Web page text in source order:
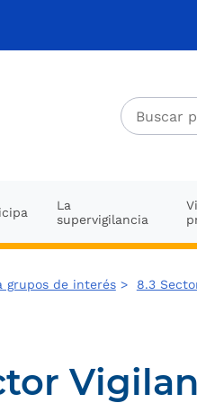
La
supervigilancia
grupos de interés> 8.3